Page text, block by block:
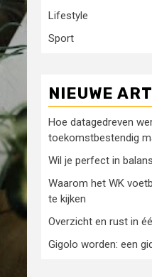
Lifestyle
Sport
NIEUWE
Hoe datagedreven
toekomstbestendig
Wil je perfect in
Waarom het WK
te kijken
Overzicht en rust in
Gigolo worden: een